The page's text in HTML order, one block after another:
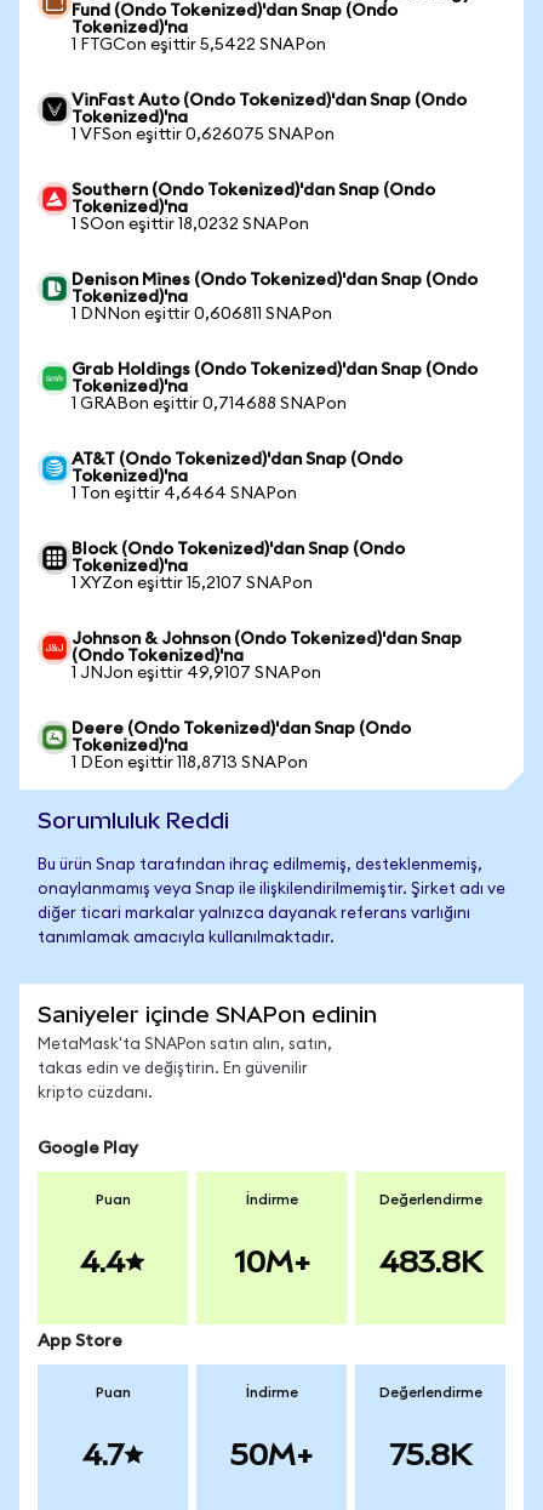
Fund (Ondo Tokenized)'dan Snap (Ondo
Tokenized)'na
1 FTGCon eşittir 5,5422 SNAPon
VinFast Auto (Ondo Tokenized)'dan Snap (Ondo
Tokenized)'na
1 VFSon eşittir 0,626075 SNAPon
Southern (Ondo Tokenized)'dan Snap (Ondo
Tokenized)'na
1 SOon eşittir 18,0232 SNAPon
Denison Mines (Ondo Tokenized)'dan Snap (Ondo
Tokenized)'na
1 DNNon eşittir 0,606811 SNAPon
Grab Holdings (Ondo Tokenized)'dan Snap (Ondo
Tokenized)'na
1 GRABon eşittir 0,714688 SNAPon
AT&T (Ondo Tokenized)'dan Snap (Ondo
Tokenized)'na
1 Ton eşittir 4,6464 SNAPon
Block (Ondo Tokenized)'dan Snap (Ondo
Tokenized)'na
1 XYZon eşittir 15,2107 SNAPon
Johnson & Johnson (Ondo Tokenized)'dan Snap
(Ondo Tokenized)'na
1 JNJon eşittir 49,9107 SNAPon
Deere (Ondo Tokenized)'dan Snap (Ondo
Tokenized)'na
1 DEon eşittir 118,8713 SNAPon
Sorumluluk Reddi
Bu ürün Snap tarafından ihraç edilmemiş, desteklenmemiş,
onaylanmamış veya Snap ile ilişkilendirilmemiştir. Şirket adı ve
diğer ticari markalar yalnızca dayanak referans varlığını
tanımlamak amacıyla kullanılmaktadır.
Saniyeler içinde SNAPon edinin
MetaMask'ta SNAPon satın alın, satın,
takas edin ve değiştirin. En güvenilir
kripto cüzdanı.
Google Play
Puan
4.4
İndirme
10M+
Değerlendirme
483.8K
App Store
Puan
4.7
İndirme
50M+
Değerlendirme
75.8K